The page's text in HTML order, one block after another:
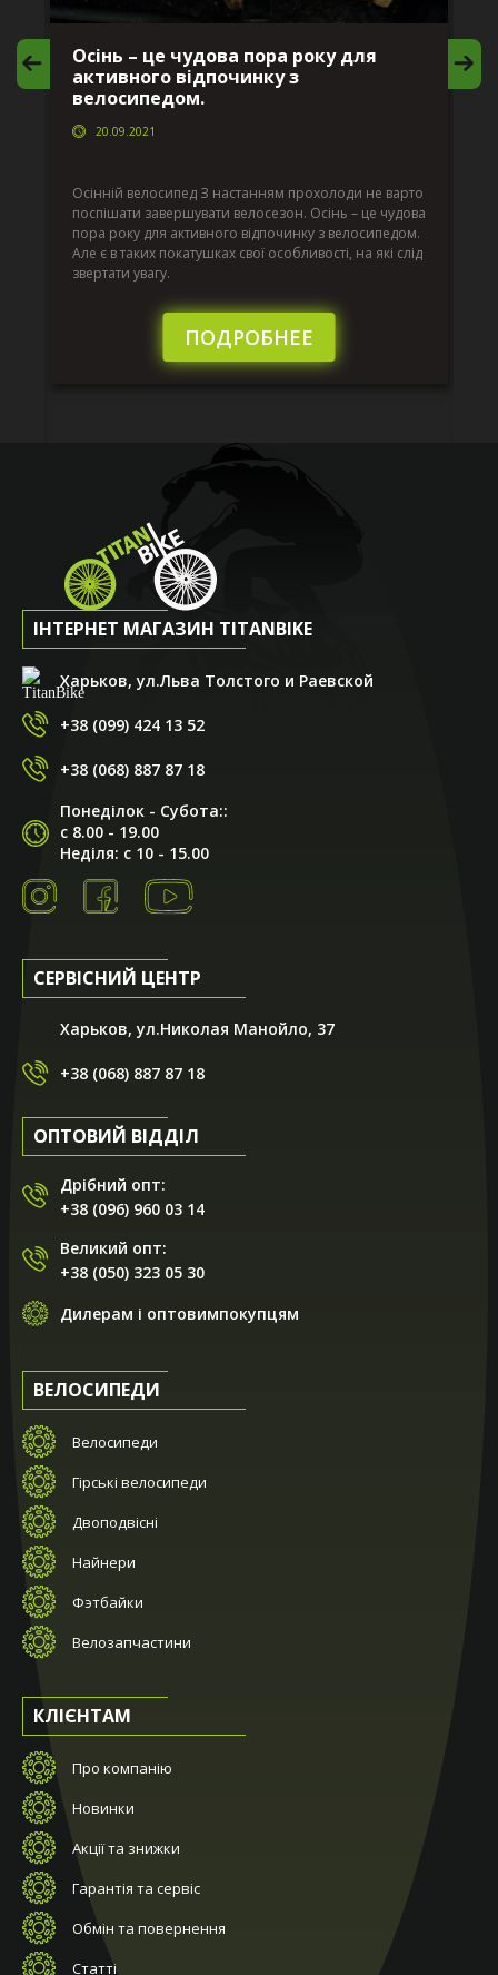
Осінь – це чудова пора року для
активного відпочинку з
велосипедом.
20.09.2021
Осінній велосипед З настанням прохолоди не варто
поспішати завершувати велосезон. Осінь – це чудова
пора року для активного відпочинку з велосипедом.
Але є в таких покатушках свої особливості, на які слід
звертати увагу.
ПОДРОБНЕЕ
ІНТЕРНЕТ МАГАЗИН TITANBIKE
Харьков, ул.Льва Толстого и Раевской
+38 (099) 424 13 52
+38 (068) 887 87 18
Понеділок - Субота::
с 8.00 - 19.00
Неділя: с 10 - 15.00
СЕРВІСНИЙ ЦЕНТР
Харьков, ул.Николая Манойло, 37
+38 (068) 887 87 18
ОПТОВИЙ ВІДДІЛ
Дрібний опт:
+38 (096) 960 03 14
Великий опт:
+38 (050) 323 05 30
Дилерам і оптовимпокупцям
ВЕЛОСИПЕДИ
Велосипеди
Гірські велосипеди
Двоподвісні
Найнери
Фэтбайки
Велозапчастини
КЛІЄНТАМ
Про компанію
Новинки
Акції та знижки
Гарантія та сервіс
Обмін та повернення
Статті